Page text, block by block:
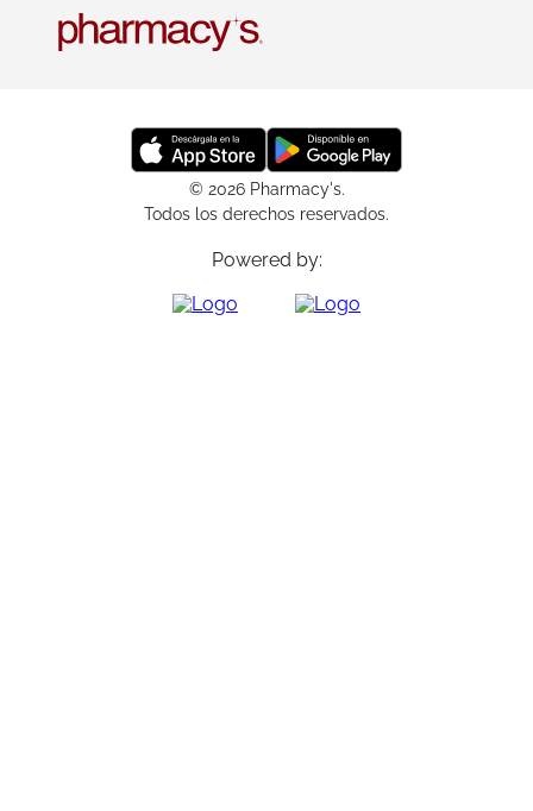
© 2026 Pharmacy's.
Todos los derechos reservados.
Powered by: